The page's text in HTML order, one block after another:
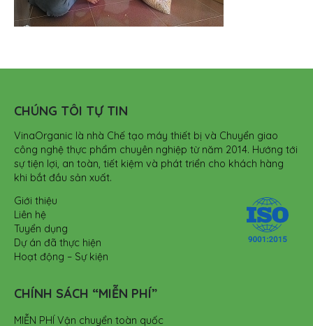
CHÚNG TÔI TỰ TIN
VinaOrganic là nhà Chế tạo máy thiết bị và Chuyển giao
công nghệ thực phẩm chuyên nghiệp từ năm 2014. Hướng tới
sự tiện lợi, an toàn, tiết kiệm và phát triển cho khách hàng
khi bắt đầu sản xuất.
Giới thiệu
Liên hệ
Tuyển dụng
Dự án đã thực hiện
Hoạt động – Sự kiện
CHÍNH SÁCH “MIỄN PHÍ”
MIỄN PHÍ Vận chuyển toàn quốc